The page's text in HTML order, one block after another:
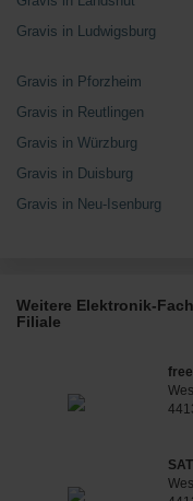
Gravis in Ludwigsburg
Gravis in Pforzheim
Gravis in Reutlingen
Gravis in Würzburg
Gravis in Duisburg
Gravis in Neu-Isenburg
Weitere Elektronik-
Filiale